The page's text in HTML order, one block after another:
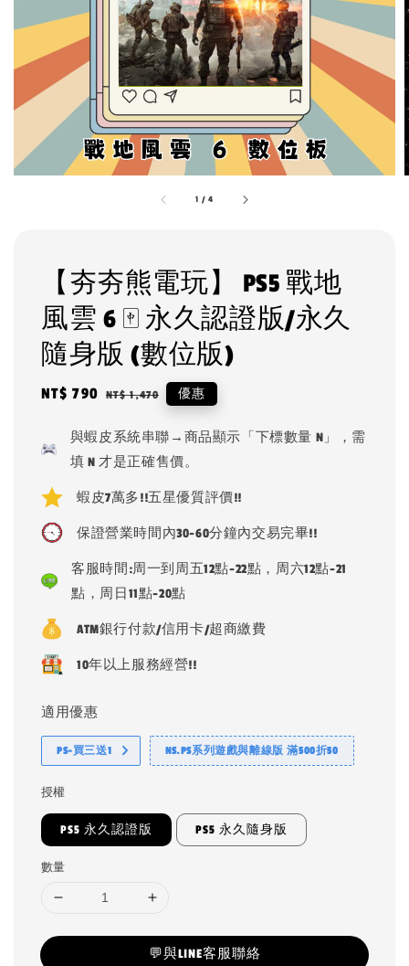
1 /4
【夯夯熊電玩】 PS5 戰地
風雲 6 🀄 永久認證版/永久
隨身版 (數位版)
Sale
NT$ 790 Regular
NT$ 1,470 優惠
與蝦皮系統串聯→商品顯示「下標數量 N」，需
填 N 才是正確售價。
蝦皮7萬多!!五星優質評價!!
保證營業時間內30-60分鐘內交易完畢!!
客服時間:周一到周五12點-22點，周六12點-21
點，周日11點-20點
ATM銀行付款/信用卡/超商繳費
10年以上服務經營!!
適用優惠
PS-買三送1 NS.PS系列遊戲與離線版 滿500折50
授權
PS5 永久認證版 PS5 永久隨身版
數量
💬與LINE客服聯絡